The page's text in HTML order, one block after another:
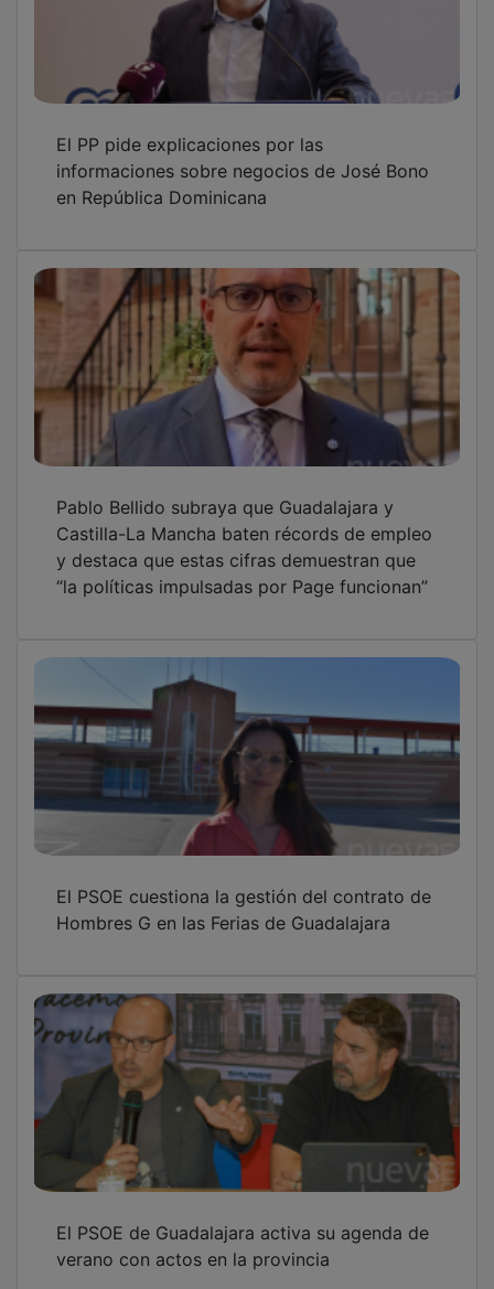
Pablo Bellido subraya que Guadalajara y
Castilla-La Mancha baten récords de empleo
y destaca que estas cifras demuestran que
El PSOE cuestiona la gestión del contrato de
Hombres G en las Ferias de Guadalajara
El PSOE de Guadalajara activa su agenda de
verano con actos en la provincia
Guadalajara gana peso en la nueva Ejecutiva
regional de Juventudes Socialistas de
Castilla-La Mancha